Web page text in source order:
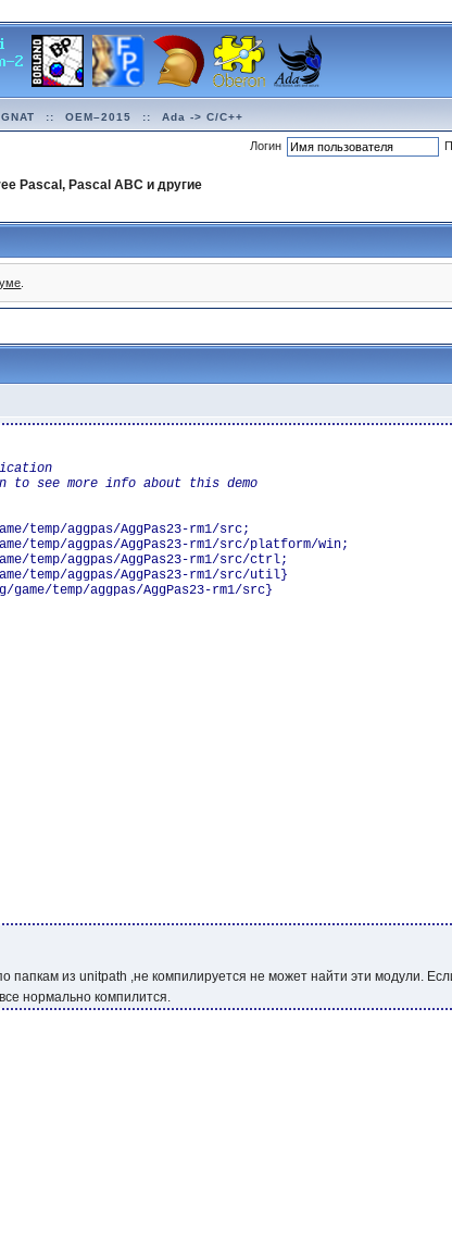
:: OEM–2015 :: Ada -> C/C++
Логин
Pascal, Pascal ABC и другие
temp/aggpas/AggPas23-rm1/src;
temp/aggpas/AggPas23-rm1/src/platform/win;
temp/aggpas/AggPas23-rm1/src/ctrl;
temp/aggpas/AggPas23-rm1/src/util}
temp/aggpas/AggPas23-rm1/src}
папкам из unitpath ,не компилируется не может найти эти модули.
нормально компилится.